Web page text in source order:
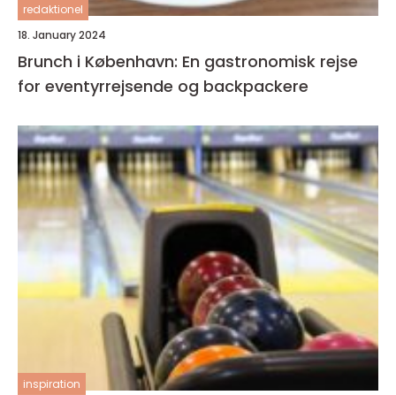
redaktionel
18. January 2024
Brunch i København: En gastronomisk rejse
for eventyrrejsende og backpackere
inspiration